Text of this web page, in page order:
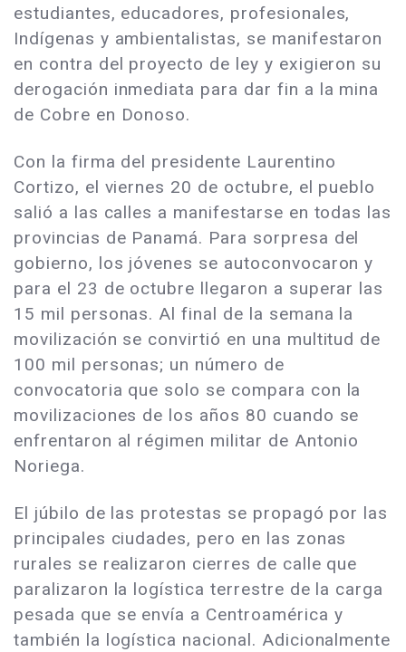
estudiantes, educadores, profesionales,
Indígenas y ambientalistas, se manifestaron
en contra del proyecto de ley y exigieron su
derogación inmediata para dar fin a la mina
de Cobre en Donoso.
Con la firma del presidente Laurentino
Cortizo, el viernes 20 de octubre, el pueblo
salió a las calles a manifestarse en todas las
provincias de Panamá. Para sorpresa del
gobierno, los jóvenes se autoconvocaron y
para el 23 de octubre llegaron a superar las
15 mil personas. Al final de la semana la
movilización se convirtió en una multitud de
100 mil personas; un número de
convocatoria que solo se compara con la
movilizaciones de los años 80 cuando se
enfrentaron al régimen militar de Antonio
Noriega.
El júbilo de las protestas se propagó por las
principales ciudades, pero en las zonas
rurales se realizaron cierres de calle que
paralizaron la logística terrestre de la carga
pesada que se envía a Centroamérica y
también la logística nacional. Adicionalmente